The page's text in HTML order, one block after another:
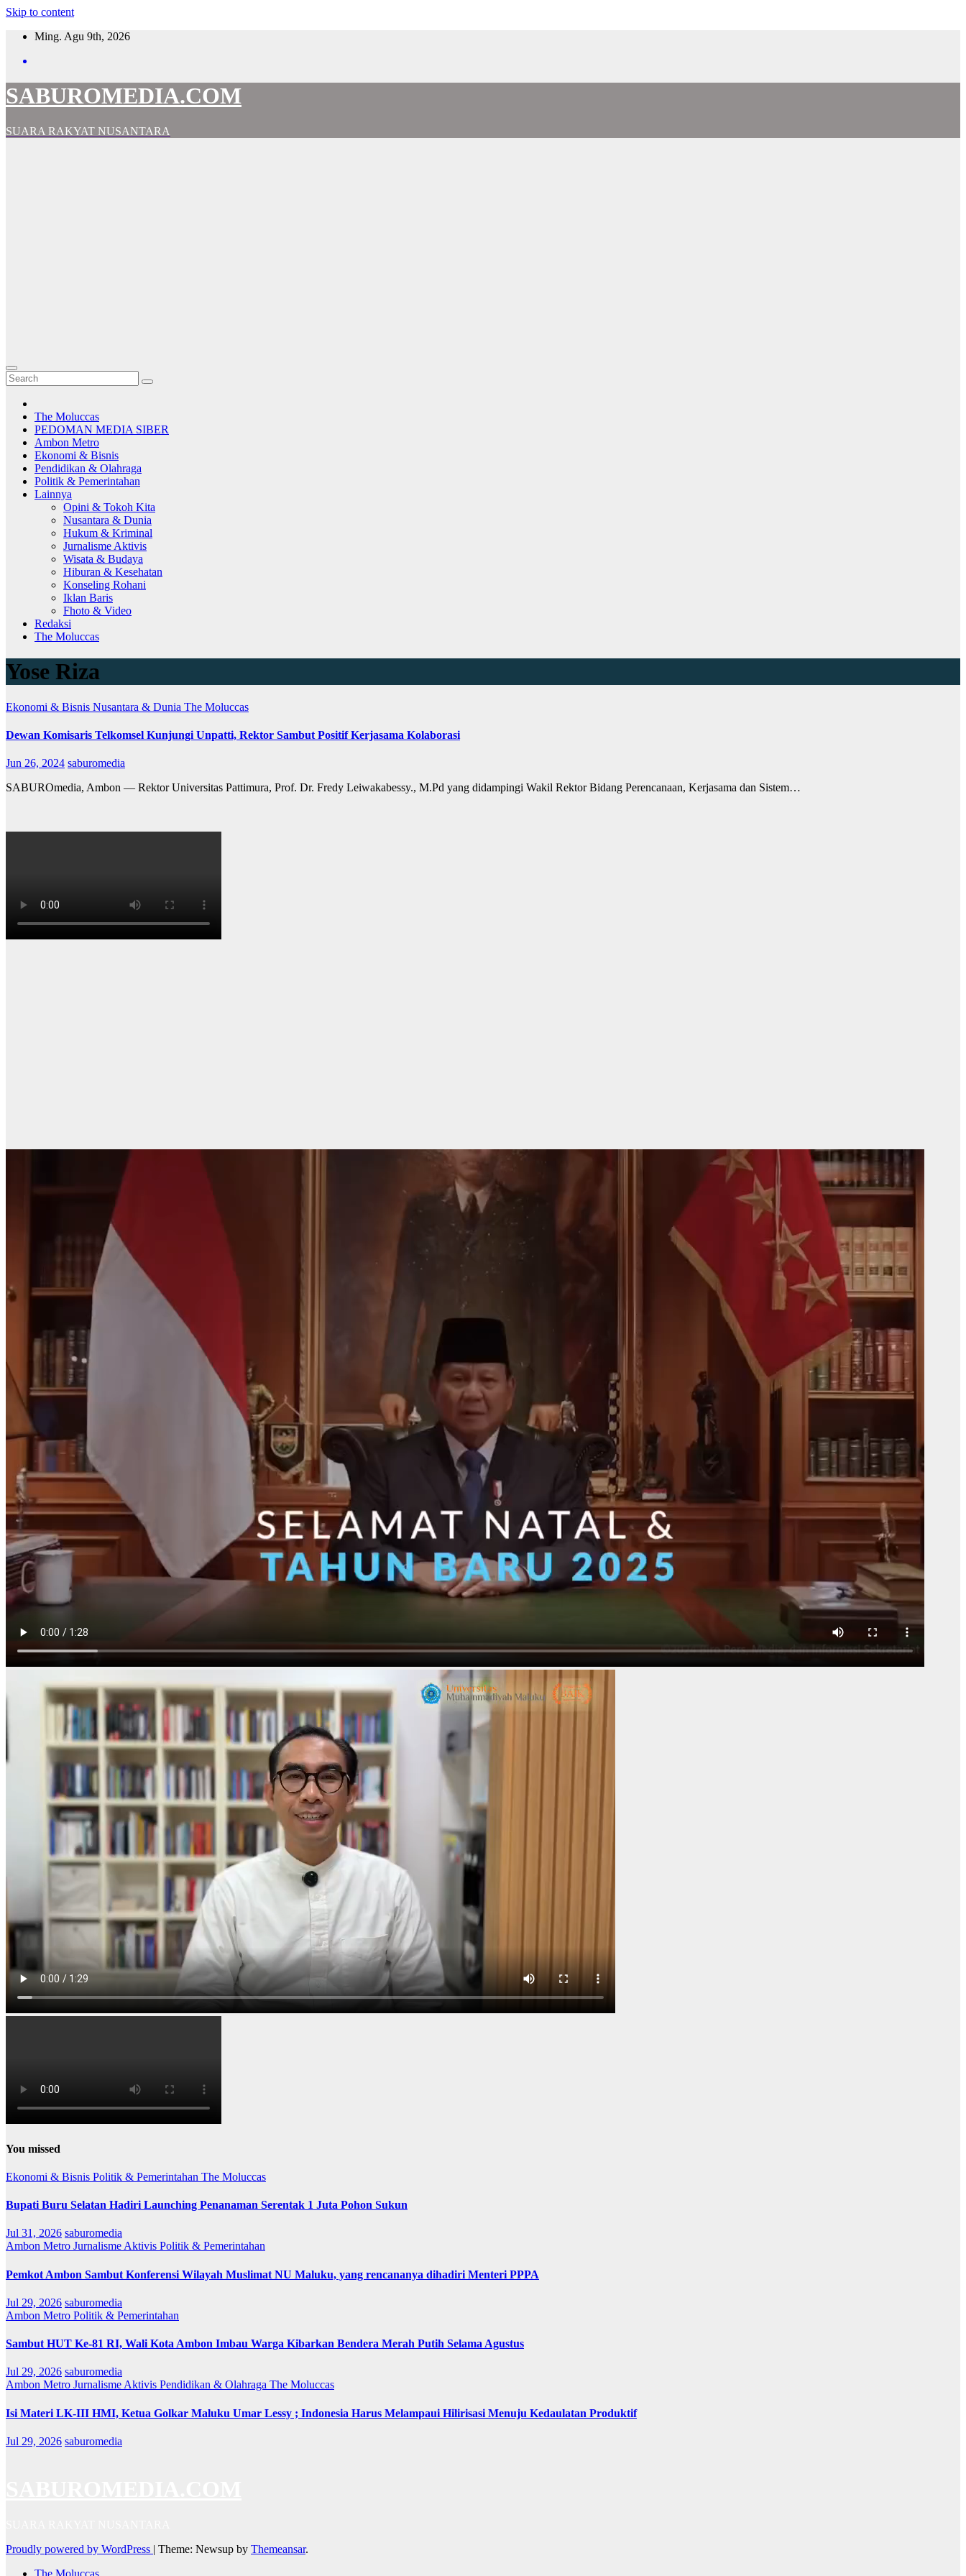
Skip to content
Ming. Agu 9th, 2026
SABUROMEDIA.COM
SUARA RAKYAT NUSANTARA
The Moluccas
PEDOMAN MEDIA SIBER
Ambon Metro
Ekonomi & Bisnis
Pendidikan & Olahraga
Politik & Pemerintahan
Lainnya
Opini & Tokoh Kita
Nusantara & Dunia
Hukum & Kriminal
Jurnalisme Aktivis
Wisata & Budaya
Hiburan & Kesehatan
Konseling Rohani
Iklan Baris
Fhoto & Video
Redaksi
The Moluccas
Yose Riza
Ekonomi & Bisnis Nusantara & Dunia The Moluccas
Dewan Komisaris Telkomsel Kunjungi Unpatti, Rektor Sambut Positif Kerjasama Kolaborasi
Jun 26, 2024 saburomedia
SABUROmedia, Ambon — Rektor Universitas Pattimura, Prof. Dr. Fredy Leiwakabessy., M.Pd yang didampingi Wakil Rektor Bidang Perencanaan, Kerjasama dan Sistem…
You missed
Ekonomi & Bisnis Politik & Pemerintahan The Moluccas
Bupati Buru Selatan Hadiri Launching Penanaman Serentak 1 Juta Pohon Sukun
Jul 31, 2026 saburomedia
Ambon Metro Jurnalisme Aktivis Politik & Pemerintahan
Pemkot Ambon Sambut Konferensi Wilayah Muslimat NU Maluku, yang rencananya dihadiri Menteri PPPA
Jul 29, 2026 saburomedia
Ambon Metro Politik & Pemerintahan
Sambut HUT Ke-81 RI, Wali Kota Ambon Imbau Warga Kibarkan Bendera Merah Putih Selama Agustus
Jul 29, 2026 saburomedia
Ambon Metro Jurnalisme Aktivis Pendidikan & Olahraga The Moluccas
Isi Materi LK-III HMI, Ketua Golkar Maluku Umar Lessy ; Indonesia Harus Melampaui Hilirisasi Menuju Kedaulatan Produktif
Jul 29, 2026 saburomedia
Proudly powered by WordPress | Theme: Newsup by Themeansar.
The Moluccas